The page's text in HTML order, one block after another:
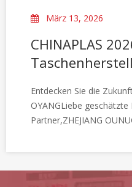
März 13, 2026
CHINAPLAS
Entdecken Sie die
OYANGLiebe geschätzte
Partner,ZHEJIANG